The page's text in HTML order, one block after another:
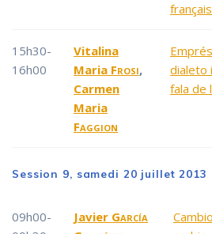
15h30-
16h00
Vitalina
Maria Frosi,
Carmen
Maria
Faggion
dialeto
fala de
Session 9, samedi 20 juillet 2013
09h00-
Javier García